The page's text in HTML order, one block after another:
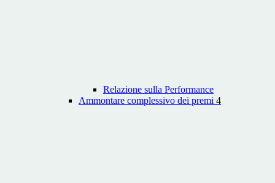
Relazione sulla Performance
Ammontare complessivo dei premi 4